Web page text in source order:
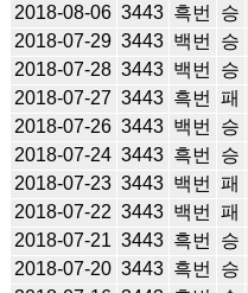
2018-08-06 3443 흑번 승
2018-07-29 3443 백번 승
2018-07-28 3443 백번 승
2018-07-27 3443 흑번 패
2018-07-26 3443 백번 승
2018-07-24 3443 흑번 승
2018-07-23 3443 백번 패
2018-07-22 3443 백번 패
2018-07-21 3443 흑번 승
2018-07-20 3443 흑번 승